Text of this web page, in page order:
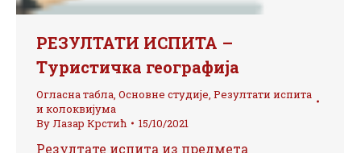
РЕЗУЛТАТИ ИСПИТА –
Туристичка географија
Огласна табла, Основне студије, Резултати испита
и колоквијума
ByЛазар Крстић 15/10/2021
Резултате испита из предмета